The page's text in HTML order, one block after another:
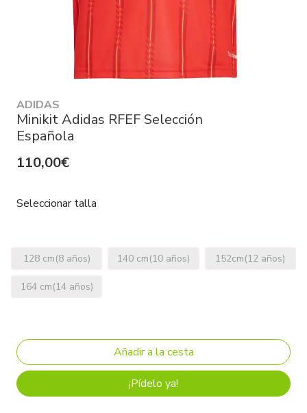
ADIDAS
Minikit Adidas RFEF Selección
Española
110,00€
Seleccionar talla
128 cm(8 años) 140 cm(10 años) 152cm(12 años)
164 cm(14 años)
¡Pídelo ya!